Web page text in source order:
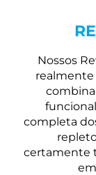
Nossos
realmente
completa
certamente